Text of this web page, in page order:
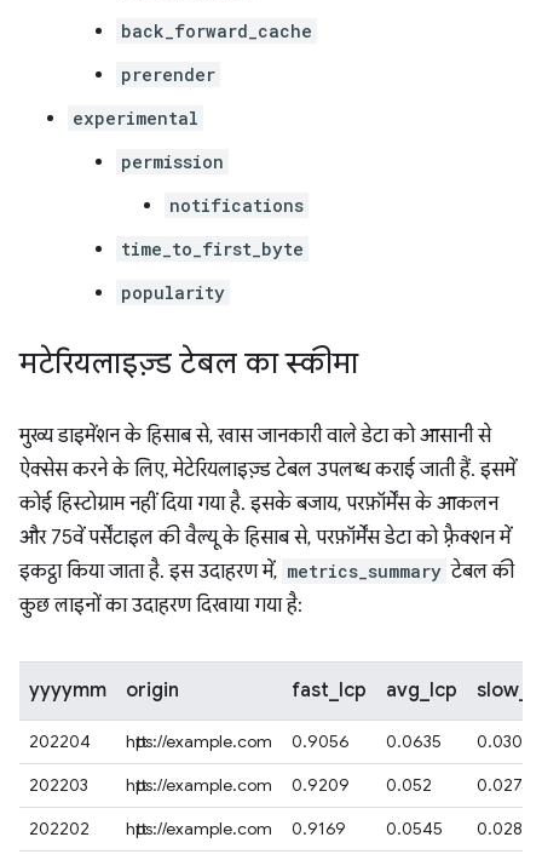
back_forward_cache
prerender
experimental
permission
notifications
time_to_first_byte
popularity
मटेरियलाइज़्ड टेबल का स्कीमा
मुख्य डाइमेंशन के हिसाब से, खास जानकारी वाले डेटा को आसानी से
ऐक्सेस करने के लिए, मेटेरियलाइज़्ड टेबल उपलब्ध कराई जाती हैं. इसमें
कोई हिस्टोग्राम नहीं दिया गया है. इसके बजाय, परफ़ॉर्मेंस के आकलन
और 75वें पर्सेंटाइल की वैल्यू के हिसाब से, परफ़ॉर्मेंस डेटा को फ़्रैक्शन में
इकट्ठा किया जाता है. इस उदाहरण में, metrics_summary टेबल की
कुछ लाइनों का उदाहरण दिखाया गया है:
yyyymm origin fast_lcp avg_lcp
202204 https://example.com 0.9056 0.0635
0.0301
202203
https://example.com 0.9209 0.052
0.0274
202202
https://example.com 0.9169 0.0545
0.0284